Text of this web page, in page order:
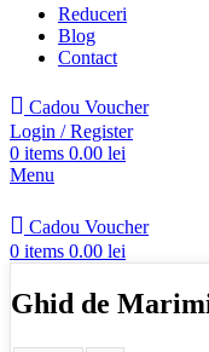
Reduceri
Blog
Contact
Cadou Voucher
Login / Register
0 items 0.00 lei
Menu
Cadou Voucher
0 items 0.00 lei
Ghid de